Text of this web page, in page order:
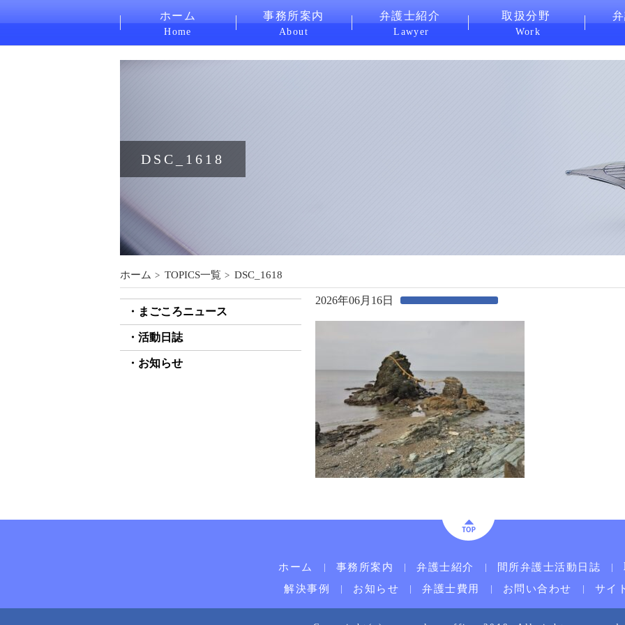
ホーム
Home
事務所案内
About
弁護士紹介
Lawyer
取扱分野
Work
DSC_1618
ホーム TOPICS一覧 DSC_1618
2026年06月16日
まごころニュース
活動日誌
お知らせ
ホーム 事務所案内 弁護士紹介 間所弁護士活動日誌
解決事例
お知らせ 弁護士費用 お問い合わせ サイ